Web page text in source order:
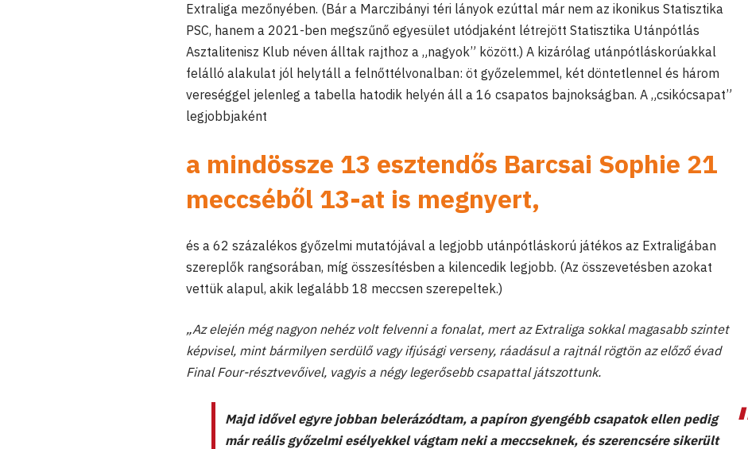
Extraliga mezőnyében. (Bár a Marczibányi téri lányok ezúttal már nem az ikonikus Statisztika
PSC, hanem a 2021-ben megszűnő egyesület utódjaként létrejött Statisztika Utánpótlás
Asztalitenisz Klub néven álltak rajthoz a „nagyok” között.) A kizárólag utánpótláskorúakkal
felálló alakulat jól helytáll a felnőttélvonalban: öt győzelemmel, két döntetlennel és három
vereséggel jelenleg a tabella hatodik helyén áll a 16 csapatos bajnokságban. A „csikócsapat”
legjobbjaként
a mindössze 13 esztendős Barcsai Sophie 21
meccséből 13-at is megnyert,
és a 62 százalékos győzelmi mutatójával a legjobb utánpótláskorú játékos az Extraligában
szereplők rangsorában, míg összesítésben a kilencedik legjobb. (Az összevetésben azokat
vettük alapul, akik legalább 18 meccsen szerepeltek.)
„Az elején még nagyon nehéz volt felvenni a fonalat, mert az Extraliga sokkal magasabb szintet
képvisel, mint bármilyen serdülő vagy ifjúsági verseny, ráadásul a rajtnál rögtön az előző évad
Final Four-résztvevőivel, vagyis a négy legerősebb csapattal játszottunk.
Majd idővel egyre jobban belerázódtam, a papíron gyengébb csapatok ellen pedig
már reális győzelmi esélyekkel vágtam neki a meccseknek, és szerencsére sikerült